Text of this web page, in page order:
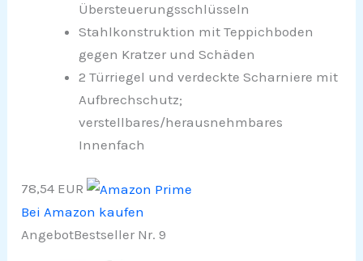
Übersteuerungsschlüsseln
Stahlkonstruktion mit Teppichboden
gegen Kratzer und Schäden
2 Türriegel und verdeckte Scharniere mit
Aufbrechschutz;
verstellbares/herausnehmbares
Innenfach
78,54 EUR
Bei Amazon kaufen
AngebotBestseller Nr. 9